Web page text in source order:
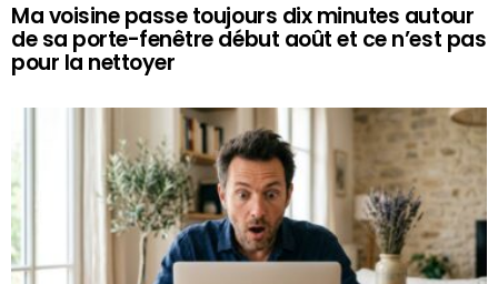
Ma voisine passe toujours dix minutes autour
de sa porte-fenêtre début août et ce n’est pas
pour la nettoyer